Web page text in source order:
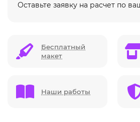
Оставьте заявку на расчет по
Бесплатный
макет
Наши работы